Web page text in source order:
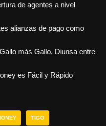
de agentes a nivel
alianzas de pago como
más Gallo, Diunsa entre
es Fácil y Rápido
TIGO